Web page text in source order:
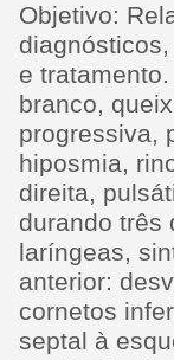
Objetivo:
e
branco,
progressiva,
hiposmia,
direita,
durando três
laríngeas,
anterior:
cornetos
septal à